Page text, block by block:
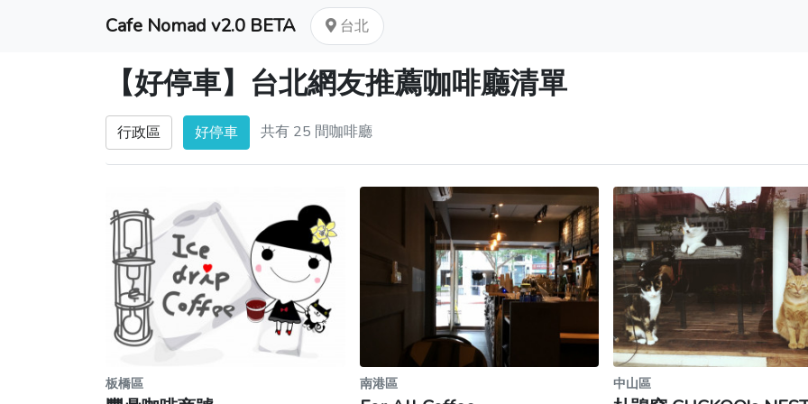
Cafe Nomad v2.0 BETA 台北
【好停車】台北網友推薦咖啡廳清單
行政區 好停車 共有 25 間咖啡廳
板橋區 南港區 中山區